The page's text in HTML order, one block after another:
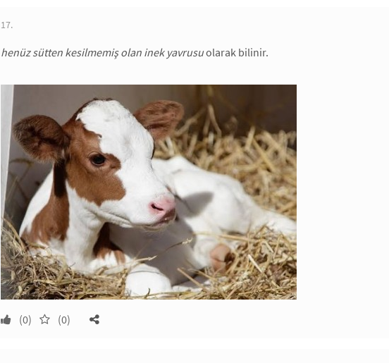
17.
henüz sütten kesilmemiş olan inek yavrusuolarak bilinir.
(0) (0)